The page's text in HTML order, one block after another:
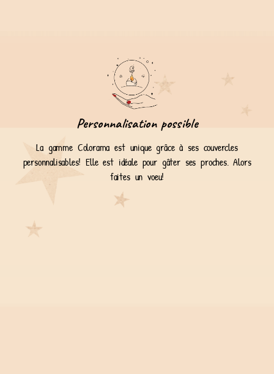
Personnalisation possible
La gamme Colorama est unique grâce à ses couvercles
personnalisables! Elle est idéale pour gâter ses proches. Alors
faites un voeu!